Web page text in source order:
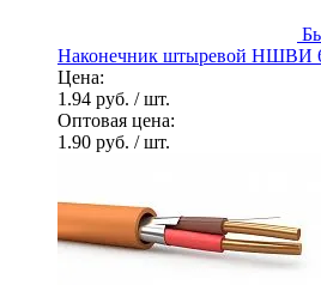
Наконечник штыревой НШВИ
Цена:
1.94 руб. / шт.
Оптовая цена:
1.90 руб. / шт.